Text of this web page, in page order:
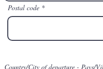
Postal code
Country/City of departure - Pays/